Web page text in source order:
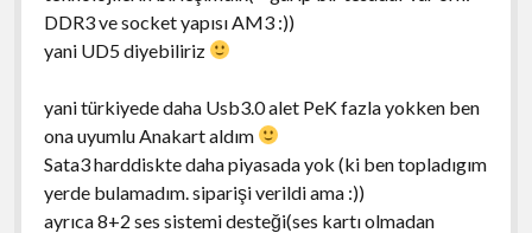
DDR3 ve socket yapısı AM3 :))
yani UD5 diyebiliriz
yani türkiyede daha Usb3.0 alet PeK fazla yokken ben
ona uyumlu Anakart aldım
Sata3 harddiskte daha piyasada yok (ki ben topladıgım
yerde bulamadım. siparişi verildi ama :))
ayrıca 8+2 ses sistemi desteği(ses kartı olmadan